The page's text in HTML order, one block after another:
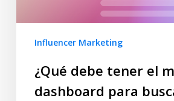
Influencer Marketing
¿Qué debe tener el
dashboard para